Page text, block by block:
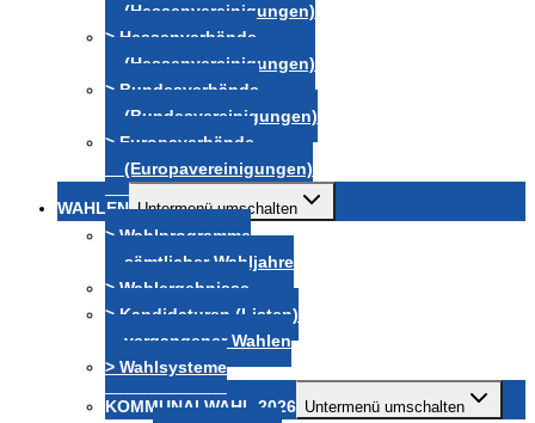
(Hessenvereinigungen)
> Hessenverbände
(Hessenvereinigungen)
> Bundesverbände
(Bundesvereinigungen)
> Europaverbände
(Europavereinigungen)
WAHLEN Untermenü umschalten
> Wahlprogramme
sämtlicher Wahljahre
> Wahlergebnisse
> Kandidaturen (Listen)
vergangener Wahlen
> Wahlsysteme
KOMMUNALWAHL 2026 Untermenü umschalten